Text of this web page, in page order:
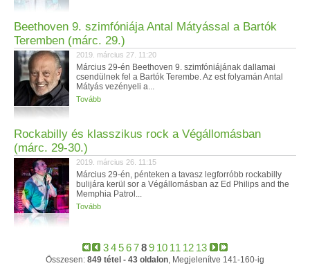
Beethoven 9. szimfóniája Antal Mátyással a Bartók
Teremben (márc. 29.)
2019. március 27. 11:20
Március 29-én Beethoven 9. szimfóniájának dallamai
csendülnek fel a Bartók Terembe. Az est folyamán Antal
Mátyás vezényeli a...
Tovább
Rockabilly és klasszikus rock a Végállomásban
(márc. 29-30.)
2019. március 26. 11:15
Március 29-én, pénteken a tavasz legforróbb rockabilly
bulijára kerül sor a Végállomásban az Ed Philips and the
Memphia Patrol...
Tovább
3456789 10 11 12 13
Összesen: 849 tétel - 43 oldalon, Megjelenítve 141-160-ig